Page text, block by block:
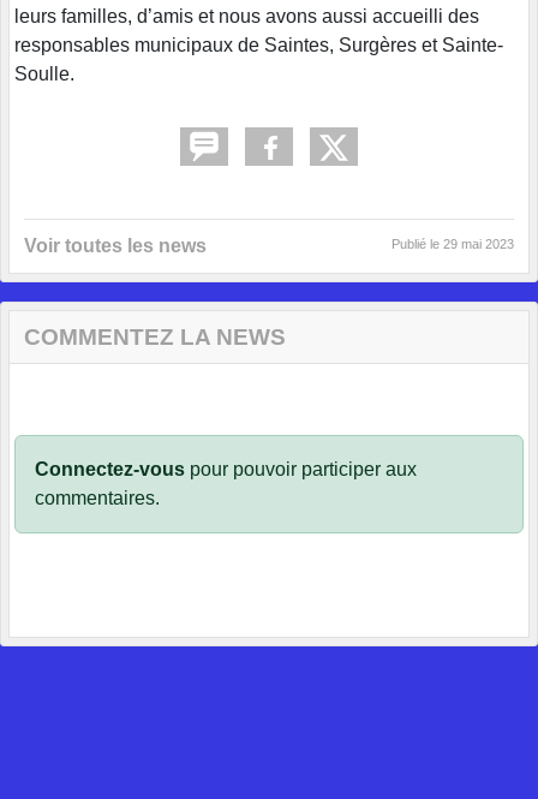
leurs familles, d’amis et nous avons aussi accueilli des
responsables municipaux de Saintes, Surgères et Sainte-
Soulle.
Voir toutes les news Publié le 29 mai 2023
COMMENTEZ LA NEWS
Connectez-vous pour pouvoir participer aux
commentaires.